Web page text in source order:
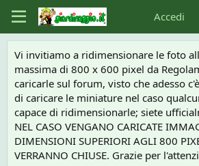
Accedi
Vi invitiamo a ridimensionare le foto
massima di 800 x 600 pixel da
caricarle sul forum, visto che adesso
di caricare le miniature nel caso
capace di ridimensionarle; siete
NEL CASO VENGANO CARICATE
DIMENSIONI SUPERIORI AGLI 800
VERRANNO CHIUSE. Grazie per